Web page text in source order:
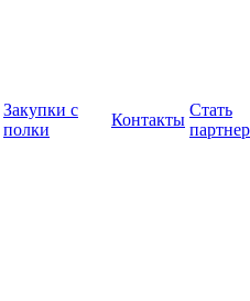
Закупки с
полки
Контакты
Стать